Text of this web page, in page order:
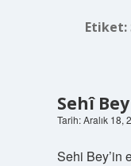
Etiket:
Sehî
Tarih: Aralık 18,
Sehi Bey’in